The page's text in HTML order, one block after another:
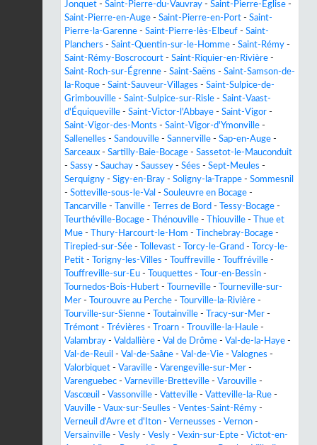
Jonquet - Saint-Pierre-du-Vauvray - Saint-Pierre-Église -
Saint-Pierre-en-Auge - Saint-Pierre-en-Port - Saint-
Pierre-la-Garenne - Saint-Pierre-lès-Elbeuf - Saint-
Planchers - Saint-Quentin-sur-le-Homme - Saint-Rémy -
Saint-Rémy-Boscrocourt - Saint-Riquier-en-Rivière -
Saint-Roch-sur-Égrenne - Saint-Saëns - Saint-Samson-de-
la-Roque - Saint-Sauveur-Villages - Saint-Sulpice-de-
Grimbouville - Saint-Sulpice-sur-Risle - Saint-Vaast-
d'Équiqueville - Saint-Victor-l'Abbaye - Saint-Vigor -
Saint-Vigor-des-Monts - Saint-Vigor-d'Ymonville -
Sallenelles - Sandouville - Sannerville - Sap-en-Auge -
Sarceaux - Sartilly-Baie-Bocage - Sassetot-le-Mauconduit
- Sassy - Sauchay - Saussey - Sées - Sept-Meules -
Serquigny - Sigy-en-Bray - Soligny-la-Trappe - Sommesnil
- Sotteville-sous-le-Val - Souleuvre en Bocage -
Tancarville - Tanville - Terres de Bord - Tessy-Bocage -
Teurthéville-Bocage - Thénouville - Thiouville -
Thue et
Mue - Thury-Harcourt-le-Hom - Tinchebray-Bocage -
Tirepied-sur-Sée - Tollevast - Torcy-le-Grand -
Torcy-le-
Petit - Torigny-les-Villes - Touffreville - Touffréville -
Touffreville-sur-Eu - Touquettes - Tour-en-Bessin -
Tournedos-Bois-Hubert - Tourneville -
Tourneville-sur-
Mer - Tourouvre au Perche - Tourville-la-Rivière -
Tourville-sur-Sienne - Toutainville - Tracy-sur-Mer -
Trémont - Trévières - Troarn - Trouville-la-Haule -
Valambray - Valdallière - Val de Drôme - Val-de-la-Haye -
Val-de-Reuil - Val-de-Saâne - Val-de-Vie - Valognes -
Valorbiquet - Varaville - Varengeville-sur-Mer -
Varenguebec - Varneville-Bretteville - Varouville -
Vascœuil - Vassonville - Vatteville - Vatteville-la-Rue -
Vauville - Vaux-sur-Seulles - Ventes-Saint-Rémy -
Verneuil d'Avre et d'Iton - Verneusses - Vernon -
Versainville - Vesly - Vesly - Vexin-sur-Epte - Victot-en-